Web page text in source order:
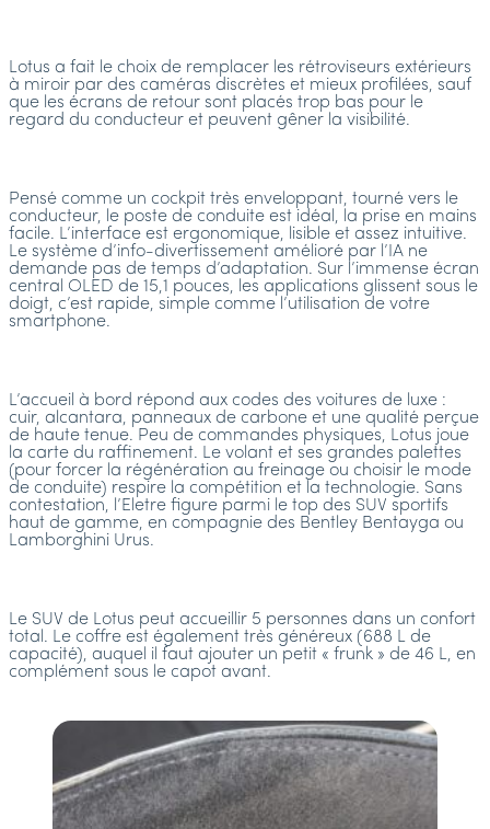
Lotus a fait le choix de remplacer les rétroviseurs extérieurs
à miroir par des caméras discrètes et mieux profilées, sauf
que les écrans de retour sont placés trop bas pour le
regard du conducteur et peuvent gêner la visibilité.
Pensé comme un cockpit très enveloppant, tourné vers le
conducteur, le poste de conduite est idéal, la prise en mains
facile. L’interface est ergonomique, lisible et assez intuitive.
Le système d’info-divertissement amélioré par l’IA ne
demande pas de temps d’adaptation. Sur l’immense écran
central OLED de 15,1 pouces, les applications glissent sous le
doigt, c’est rapide, simple comme l’utilisation de votre
smartphone.
L’accueil à bord répond aux codes des voitures de luxe :
cuir, alcantara, panneaux de carbone et une qualité perçue
de haute tenue. Peu de commandes physiques, Lotus joue
la carte du raffinement. Le volant et ses grandes palettes
(pour forcer la régénération au freinage ou choisir le mode
de conduite) respire la compétition et la technologie. Sans
contestation, l’Eletre figure parmi le top des SUV sportifs
haut de gamme, en compagnie des Bentley Bentayga ou
Lamborghini Urus.
Le SUV de Lotus peut accueillir 5 personnes dans un confort
total. Le coffre est également très généreux (688 L de
capacité), auquel il faut ajouter un petit « frunk » de 46 L, en
complément sous le capot avant.